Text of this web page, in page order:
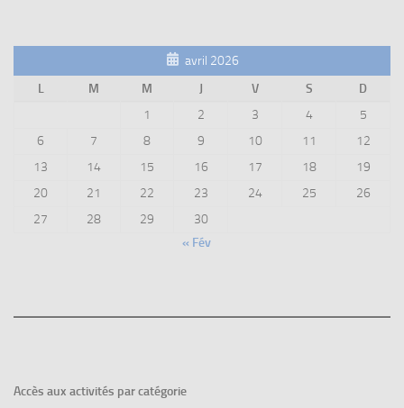
avril 2026
L
M M J V S
D
1
2 3 4
5
6
7 8 9 10 11
12
13
14 15 16 17 18
19
20
21 22 23 24 25
26
27
28 29
30
« Fév
Accès aux activités par catégorie